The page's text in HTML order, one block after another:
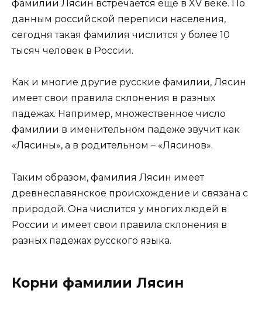
фамилии Лясин встречается еще в XV веке. По
данным российской переписи населения,
сегодня такая фамилия числится у более 10
тысяч человек в России.
Как и многие другие русские фамилии, Лясин
имеет свои правила склонения в разных
падежах. Например, множественное число
фамилии в именительном падеже звучит как
«Лясины», а в родительном – «Лясинов».
Таким образом, фамилия Лясин имеет
древнеславянское происхождение и связана с
природой. Она числится у многих людей в
России и имеет свои правила склонения в
разных падежах русского языка.
Корни фамилии Лясин